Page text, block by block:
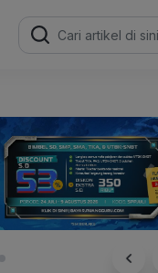
Search
for: